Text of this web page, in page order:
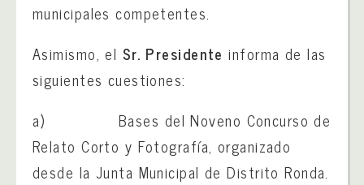
municipales competentes.
Asimismo, el Sr. Presidente informa de las
siguientes cuestiones:
a) Bases del Noveno Concurso de
Relato Corto y Fotografía, organizado
desde la Junta Municipal de Distrito Ronda.